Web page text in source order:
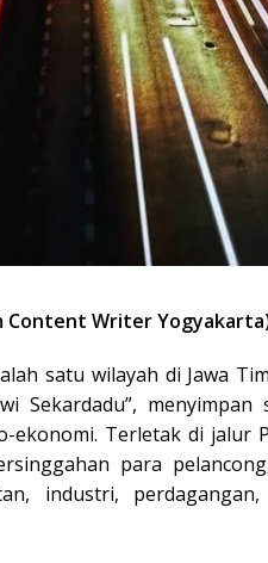
Content Writer
satu wilayah di Jawa
Sekardadu”,
ekonomi. Terletak di jalur
para
industri,